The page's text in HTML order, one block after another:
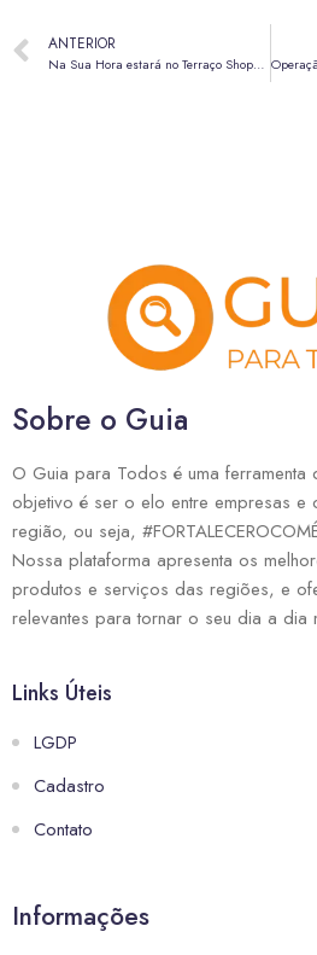
ANTERIOR
Na Sua Hora estará no Terraço Shopping nesta quarta-feira (8) e quinta-feira (9)
Sobre o Guia
O Guia para Todos é uma ferramenta
objetivo é ser o elo entre empresas e
região, ou seja,
Nossa plataforma apresenta os
produtos e serviços das regiões, e
relevantes para tornar o seu dia a dia
Links Úteis
LGDP
Cadastro
Contato
Informações